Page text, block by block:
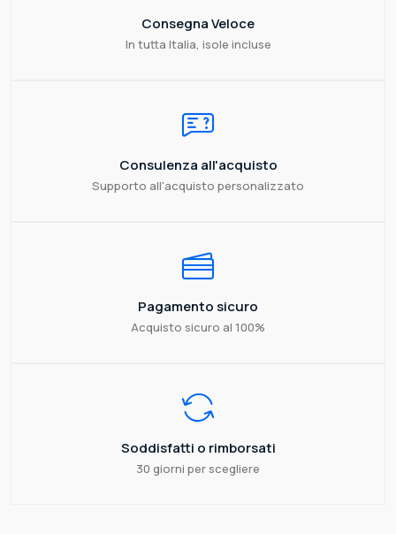
Consegna Veloce
In tutta Italia, isole incluse
Consulenza all'acquisto
Supporto all'acquisto personalizzato
Pagamento sicuro
Acquisto sicuro al 100%
Soddisfatti o rimborsati
30 giorni per scegliere